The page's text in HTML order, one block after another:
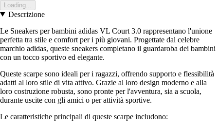
Loading...
Descrizione
Le Sneakers per bambini adidas VL Court 3.0 rappresentano l'unione
perfetta tra stile e comfort per i più giovani. Progettate dal celebre
marchio adidas, queste sneakers completano il guardaroba dei bambini
con un tocco sportivo ed elegante.
Queste scarpe sono ideali per i ragazzi, offrendo supporto e flessibilità
adatti al loro stile di vita attivo. Grazie al loro design moderno e alla
loro costruzione robusta, sono pronte per l'avventura, sia a scuola,
durante uscite con gli amici o per attività sportive.
Le caratteristiche principali di queste scarpe includono: